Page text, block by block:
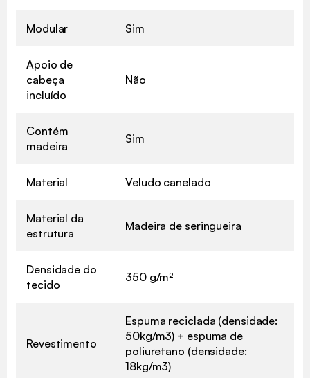
Modular Sim
Apoio de
cabeça
incluído
Não
Contém
madeira
Sim
Material Veludo canelado
Material da
estrutura
Madeira de seringueira
Densidade do
tecido
350 g/m²
Revestimento
Espuma reciclada (densidade:
50kg/m3) + espuma de
poliuretano (densidade:
18kg/m3)